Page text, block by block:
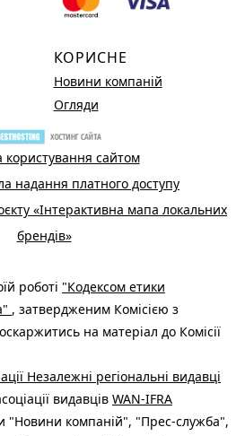
КОРИСНЕ
Новини компаній
Огляди
користування сайтом
надання платного доступу
«Інтерактивна мапа локальних
брендів»
роботі "Кодексом етики
, затвердженим Комісією з
на матеріал до Комісії
Незалежні регіональні видавці
видавців WAN-IFRA
"Новини компаній", "Прес-служба",